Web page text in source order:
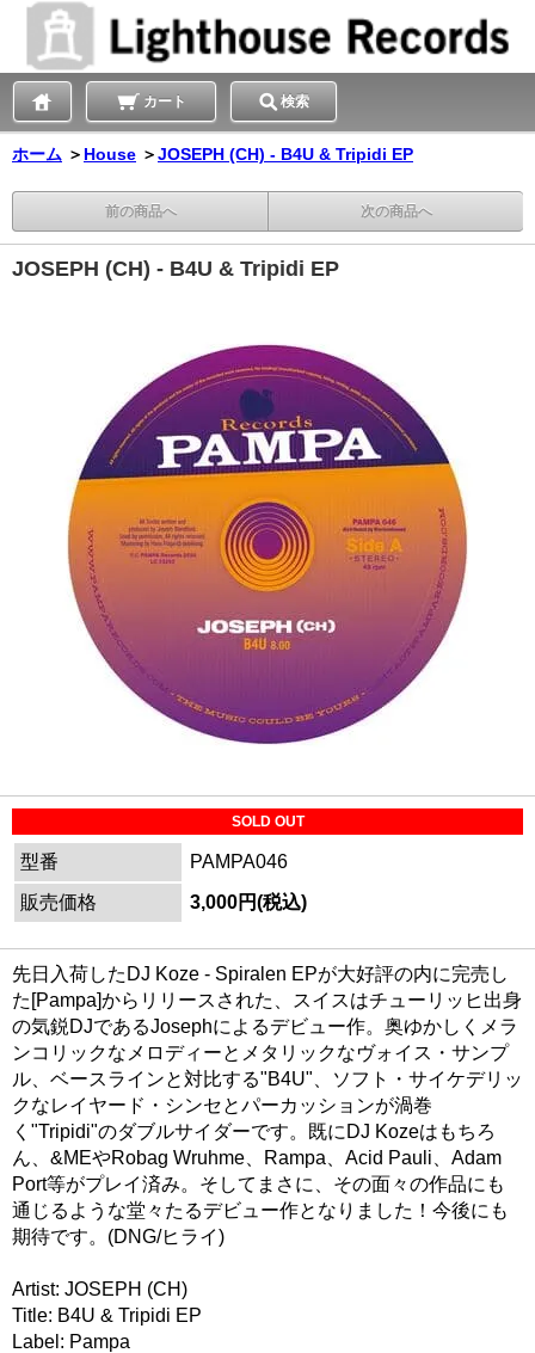
カート 検索
ホーム ＞ House ＞JOSEPH (CH) - B4U & Tripidi EP
前の商品へ 次の商品へ
JOSEPH (CH) - B4U & Tripidi EP
SOLD OUT
型番
PAMPA046
販売価格
3,000円(税込)
先日入荷したDJ Koze - Spiralen EPが大好評の内に完売し
た[Pampa]からリリースされた、スイスはチューリッヒ出身
の気鋭DJであるJosephによるデビュー作。奥ゆかしくメラ
ンコリックなメロディーとメタリックなヴォイス・サンプ
ル、ベースラインと対比する"B4U"、ソフト・サイケデリッ
クなレイヤード・シンセとパーカッションが渦巻
く"Tripidi"のダブルサイダーです。既にDJ Kozeはもちろ
ん、&MEやRobag Wruhme、Rampa、Acid Pauli、Adam
Port等がプレイ済み。そしてまさに、その面々の作品にも
通じるような堂々たるデビュー作となりました！今後にも
期待です。(DNG/ヒライ)
Artist: JOSEPH (CH)
Title: B4U & Tripidi EP
Label: Pampa